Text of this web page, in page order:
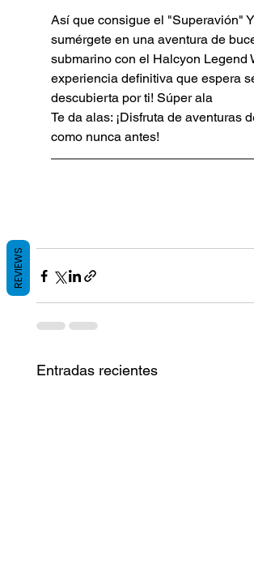
Así que consigue el "Superavión" Y
sumérgete en una aventura de
submarino con el Halcyon Legend
experiencia definitiva que espera
descubierta por ti! Súper ala
Te da alas: ¡Disfruta de aventuras
como nunca antes!
Entradas recientes
REVIEWS